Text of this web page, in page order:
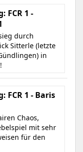
FCR 1 -
durch
Sitterle (letzte
in
FCR 1 - Baris
Chaos,
mit sehr
für den